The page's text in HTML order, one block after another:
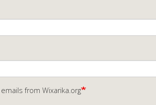
from Wixarika.org